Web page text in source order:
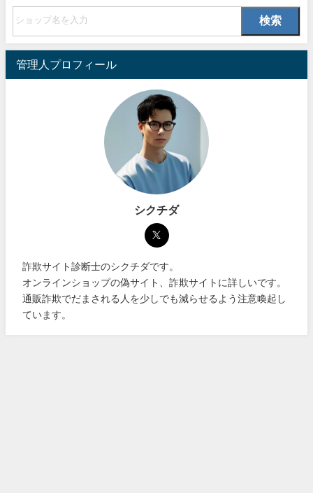
検索
管理人プロフィール
シクチダ
詐欺サイト診断士のシクチダです。
オンラインショップの偽サイト、詐欺サイトに詳しいです。
通販詐欺でだまされる人を少しでも減らせるよう注意喚起し
ています。